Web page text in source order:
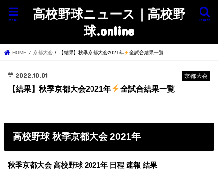
高校野球ニュース｜高校野
球.online
search
menu
HOME 京都大会 【結果】秋季京都大会2021年 全試合結果一覧
京都大会
2022.10.01
【結果】秋季京都大会2021年 全試合結果一覧
高校野球 秋季京都大会 2021年
秋季京都大会 高校野球 2021年 日程 速報 結果